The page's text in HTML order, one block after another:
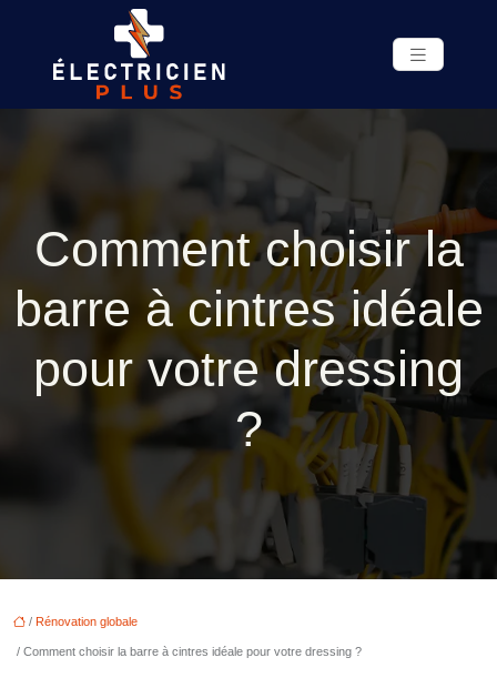
Comment choisir la
barre à cintres idéale
pour votre dressing
?
/ Rénovation globale
/ Comment choisir la barre à cintres idéale pour votre dressing ?